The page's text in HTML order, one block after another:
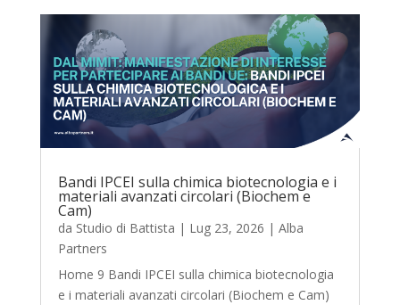
Bandi IPCEI sulla chimica biotecnologia e i
materiali avanzati circolari (Biochem e
Cam)
da Studio di Battista | Lug 23, 2026 | Alba
Partners
Home 9 Bandi IPCEI sulla chimica biotecnologia
e i materiali avanzati circolari (Biochem e Cam)